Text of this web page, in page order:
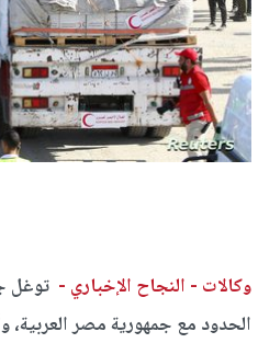
وكالات - النجاح الإخباري - توغل
الحدود مع جمهورية مصر